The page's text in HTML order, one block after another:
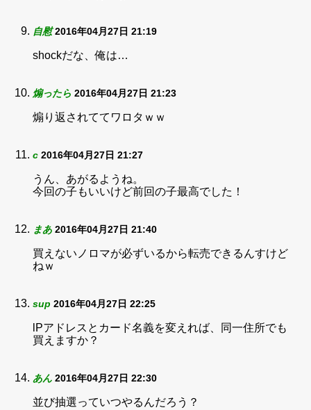
自慰 2016年04月27日 21:19
shockだな、俺は…
煽ったら 2016年04月27日 21:23
煽り返されててワロタｗｗ
c 2016年04月27日 21:27
うん、あがるようね。
今回の子もいいけど前回の子最高でした！
まあ 2016年04月27日 21:40
買えないノロマが必ずいるから転売できるんすけど
ねｗ
sup 2016年04月27日 22:25
lPアドレスとカード名義を変えれば、同一住所でも
買えますか？
あん 2016年04月27日 22:30
並び抽選っていつやるんだろう？